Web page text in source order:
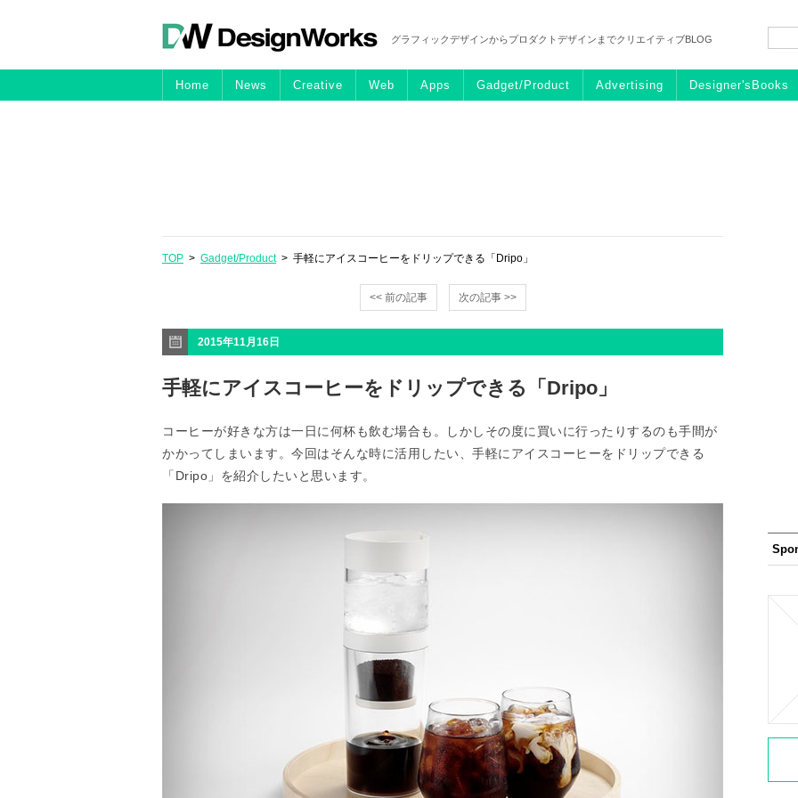
グラフィックデザインからプロダクトデザインまでクリエイティブBLOG
Home News Creative Web Apps Gadget/Product Advertising Designer'sBooks
TOP > Gadget/Product> 手軽にアイスコーヒーをドリップできる「Dripo」
<< 前の記事 次の記事 >>
2015年11月16日
手軽にアイスコーヒーをドリップできる「Dripo」
コーヒーが好きな方は一日に何杯も飲む場合も。しかしその度に買いに行ったりするのも手間が
かかってしまいます。今回はそんな時に活用したい、手軽にアイスコーヒーをドリップできる
「Dripo」を紹介したいと思います。